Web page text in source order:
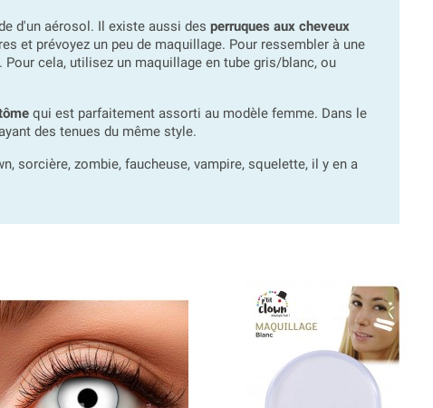
d'un aérosol. Il existe aussi des perruques aux cheveux
et prévoyez un peu de maquillage. Pour ressembler à une
cela, utilisez un maquillage en tube gris/blanc, ou
qui est parfaitement assorti au modèle femme. Dans le
des tenues du même style.
sorcière, zombie, faucheuse, vampire, squelette, il y en a